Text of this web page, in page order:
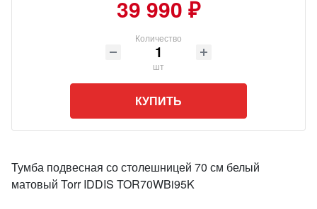
39 990 ₽
Количество
шт
КУПИТЬ
Тумба подвесная со столешницей 70 см белый
матовый Torr IDDIS TOR70WBi95K